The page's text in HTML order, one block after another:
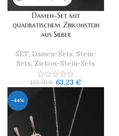
Damen-Set mit
quadratischem Zirkonstein
aus Silber
SET, Damen-Sets, Stein-
Sets, Zirkon-Stein-Sets
112,70€ 63,23 €
-44%